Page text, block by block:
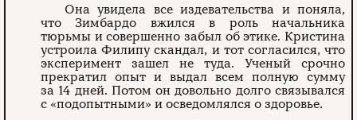
Она увидела все издевательства и поняла,
что Зимбардо вжился в роль начальника
тюрьмы и совершенно забыл об этике. Кристина
устроила Филипу скандал, и тот согласился, что
эксперимент зашел не туда. Ученый срочно
прекратил опыт и выдал всем полную сумму
за 14 дней. Потом он довольно долго связывался
с «подопытными» и осведомлялся о здоровье.